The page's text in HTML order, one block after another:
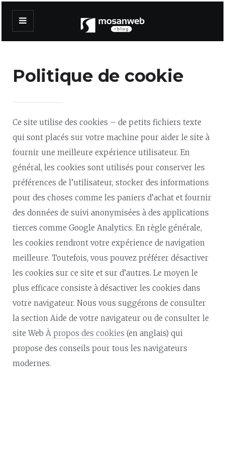
Politique de cookie
Ce site utilise des cookies – de petits fichiers texte
qui sont placés sur votre machine pour aider le site à
fournir une meilleure expérience utilisateur. En
général, les cookies sont utilisés pour conserver les
préférences de l’utilisateur, stocker des informations
pour des choses comme les paniers d’achat et fournir
des données de suivi anonymisées à des applications
tierces comme Google Analytics. En règle générale,
les cookies rendront votre expérience de navigation
meilleure. Toutefois, vous pouvez préférer désactiver
les cookies sur ce site et sur d’autres. Le moyen le
plus efficace consiste à désactiver les cookies dans
votre navigateur. Nous vous suggérons de consulter
la section Aide de votre navigateur ou de consulter le
site WebÀ propos des cookies (en anglais) qui
propose des conseils pour tous les navigateurs
modernes.